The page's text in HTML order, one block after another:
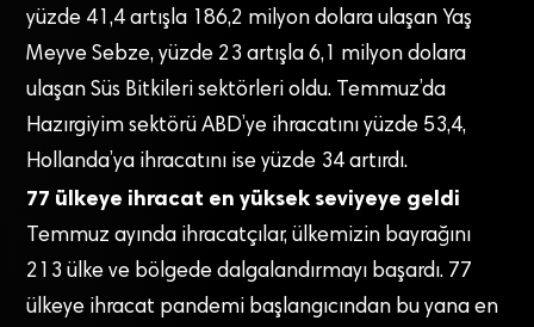
yüzde 41,4 artışla 186,2 milyon dolara ulaşan Yaş
Meyve Sebze, yüzde 23 artışla 6,1 milyon dolara
ulaşan Süs Bitkileri sektörleri oldu. Temmuz’da
Hazırgiyim sektörü ABD’ye ihracatını yüzde 53,4,
Hollanda’ya ihracatını ise yüzde 34 artırdı.
77 ülkeye ihracat en yüksek seviyeye geldi
Temmuz ayında ihracatçılar, ülkemizin bayrağını
213 ülke ve bölgede dalgalandırmayı başardı. 77
ülkeye ihracat pandemi başlangıcından bu yana en